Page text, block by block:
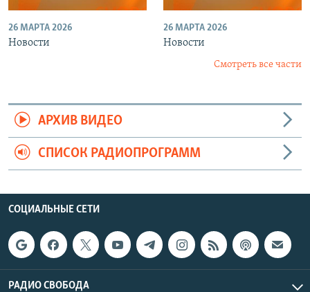
26 МАРТА 2026
Новости
26 МАРТА 2026
Новости
Смотреть все части
АРХИВ ВИДЕО
СПИСОК РАДИОПРОГРАММ
СОЦИАЛЬНЫЕ СЕТИ
РАДИО СВОБОДА